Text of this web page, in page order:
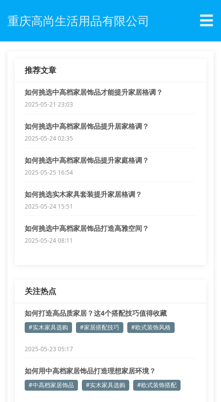
重庆高尚生活用品有限公司 ☰
推荐文章
如何挑选中高档家居饰品才能提升家居格调？
2025-05-21 23:03
如何挑选中高档家居饰品提升居家格调？
2025-05-24 02:35
如何挑选中高档家居饰品提升家庭格调？
2025-05-25 16:54
如何挑选实木家具套装提升家居格调？
2025-05-24 15:51
如何挑选中高档家居饰品打造高雅空间？
2025-05-24 08:11
关注热点
如何打造高品质家居？这4个搭配技巧值得收藏
#实木家具选购 #家居搭配技巧 #欧式装饰风格
2025-05-23 05:17
如何用中高档家居饰品打造理想家居环境？
#中高档家居饰品 #实木家具选购 #欧式装饰搭配